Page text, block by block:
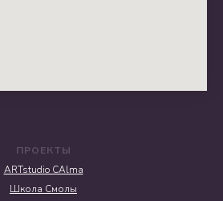
ПРОЕКТЫ
ARTstudio CAlma
Школа Смолы